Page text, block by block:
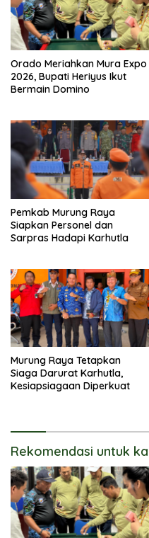
Orado Meriahkan Mura Expo
2026, Bupati Heriyus Ikut
Bermain Domino
Pemkab Murung Raya
Siapkan Personel dan
Sarpras Hadapi Karhutla
Murung Raya Tetapkan
Siaga Darurat Karhutla,
Kesiapsiagaan Diperkuat
Rekomendasi untuk